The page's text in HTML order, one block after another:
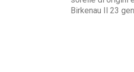
Birkenau Il 23